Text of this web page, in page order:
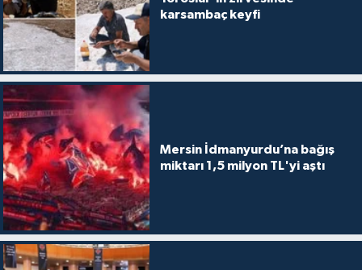
karsambaç keyfi
Mersin İdmanyurdu’na bağış
miktarı 1,5 milyon TL'yi aştı